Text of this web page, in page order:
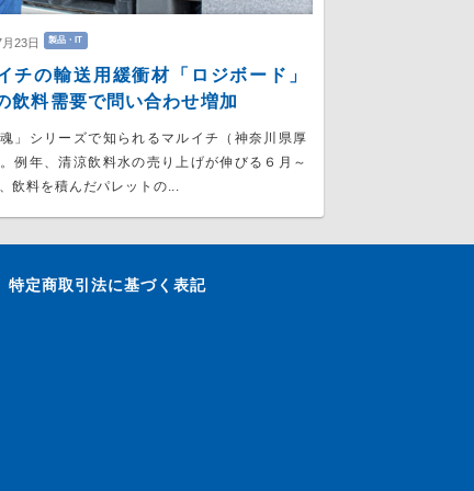
23日 製品・IT
チの輸送用緩衝材「ロジボード」
飲料需要で問い合わせ増加
魂」シリーズで知られるマルイチ（神奈川県厚
例年、清涼飲料水の売り上げが伸びる６月～
飲料を積んだパレットの...
特定商取引法に基づく表記